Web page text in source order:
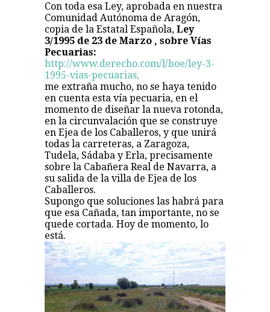
Con toda esa Ley, aprobada en nuestra
Comunidad Autónoma de Aragón,
copia de la Estatal Española, Ley
3/1995 de 23 de Marzo , sobre Vías
Pecuarias:
http://www.derecho.com/l/boe/ley-3-
1995-vias-pecuarias,
me extraña mucho, no se haya tenido
en cuenta esta vía pecuaria, en el
momento de diseñar la nueva rotonda,
en la circunvalación que se construye
en Ejea de los Caballeros, y que unirá
todas la carreteras, a Zaragoza,
Tudela, Sádaba y Erla, precisamente
sobre la Cabañera Real de Navarra, a
su salida de la villa de Ejea de los
Caballeros.
Supongo que soluciones las habrá para
que esa Cañada, tan importante, no se
quede cortada. Hoy de momento, lo
está.